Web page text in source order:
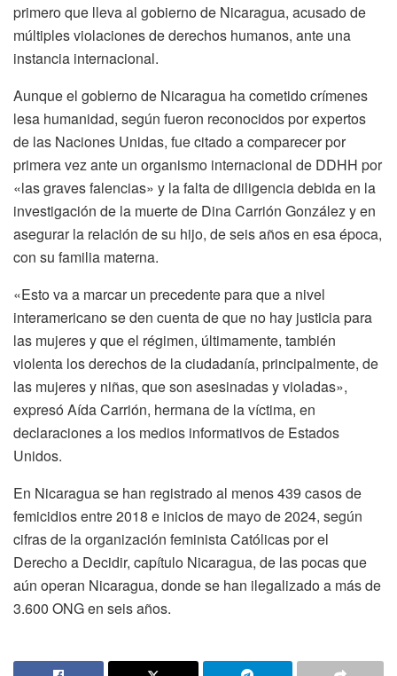
primero que lleva al gobierno de Nicaragua, acusado de
múltiples violaciones de derechos humanos, ante una
instancia internacional.
Aunque el gobierno de Nicaragua ha cometido crímenes
lesa humanidad, según fueron reconocidos por expertos
de las Naciones Unidas, fue citado a comparecer por
primera vez ante un organismo internacional de DDHH por
«las graves falencias» y la falta de diligencia debida en la
investigación de la muerte de Dina Carrión González y en
asegurar la relación de su hijo, de seis años en esa época,
con su familia materna.
«Esto va a marcar un precedente para que a nivel
interamericano se den cuenta de que no hay justicia para
las mujeres y que el régimen, últimamente, también
violenta los derechos de la ciudadanía, principalmente, de
las mujeres y niñas, que son asesinadas y violadas»,
expresó Aída Carrión, hermana de la víctima, en
declaraciones a los medios informativos de Estados
Unidos.
En Nicaragua se han registrado al menos 439 casos de
femicidios entre 2018 e inicios de mayo de 2024, según
cifras de la organización feminista Católicas por el
Derecho a Decidir, capítulo Nicaragua, de las pocas que
aún operan Nicaragua, donde se han ilegalizado a más de
3.600 ONG en seis años.